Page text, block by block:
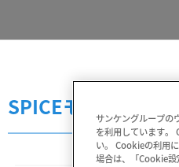
SPICEモデル 使用許
サンケングループの
を利用しています。
い。 Cookieの利用
場合は、「Cookie設